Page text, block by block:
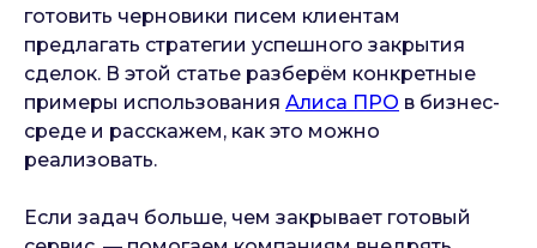
готовить черновики писем клиентам
предлагать стратегии успешного закрытия
сделок. В этой статье разберём конкретные
примеры использования Алиса ПРО в бизнес-
среде и расскажем, как это можно
реализовать.
Если задач больше, чем закрывает готовый